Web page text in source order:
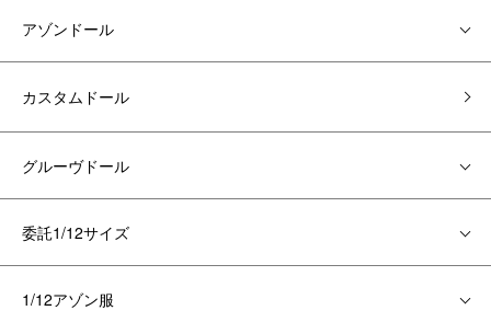
アゾンドール
カスタムドール
グルーヴドール
委託1/12サイズ
1/12アゾン服